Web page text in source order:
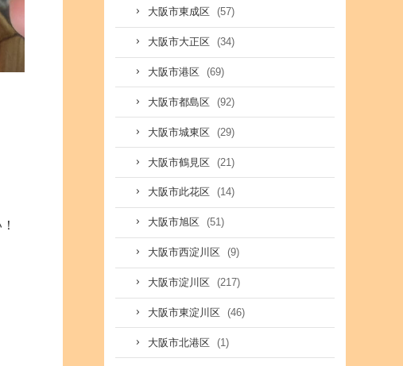
大阪市東成区 (57)
大阪市大正区 (34)
大阪市港区 (69)
大阪市都島区 (92)
大阪市城東区 (29)
大阪市鶴見区 (21)
大阪市此花区 (14)
大阪市旭区 (51)
大阪市西淀川区 (9)
大阪市淀川区 (217)
大阪市東淀川区 (46)
大阪市北港区 (1)